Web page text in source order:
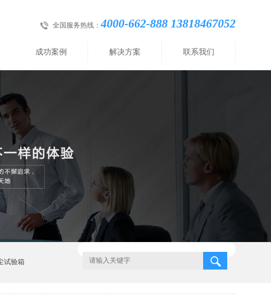
全国服务热线：4000-662-888 13818467052
成功案例 解决方案 联系我们
试验箱